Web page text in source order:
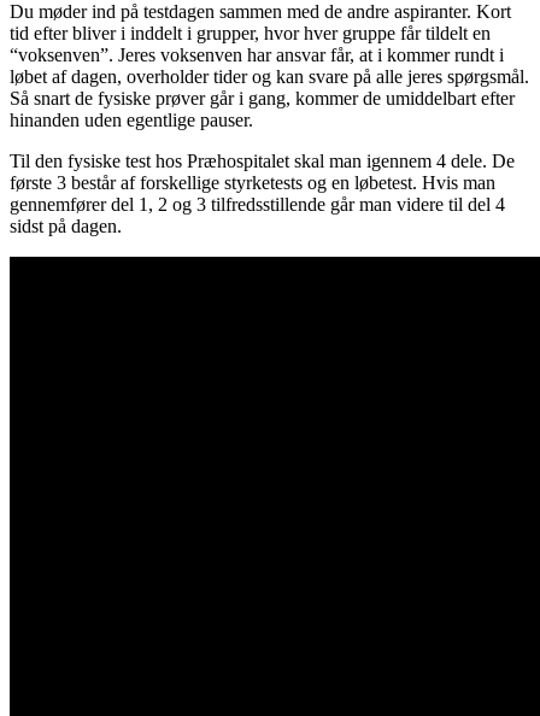
Du møder ind på testdagen sammen med de andre aspiranter. Kort
tid efter bliver i inddelt i grupper, hvor hver gruppe får tildelt en
“voksenven”. Jeres voksenven har ansvar får, at i kommer rundt i
løbet af dagen, overholder tider og kan svare på alle jeres spørgsmål.
Så snart de fysiske prøver går i gang, kommer de umiddelbart efter
hinanden uden egentlige pauser.
Til den fysiske test hos Præhospitalet skal man igennem 4 dele. De
første 3 består af forskellige styrketests og en løbetest. Hvis man
gennemfører del 1, 2 og 3 tilfredsstillende går man videre til del 4
sidst på dagen.